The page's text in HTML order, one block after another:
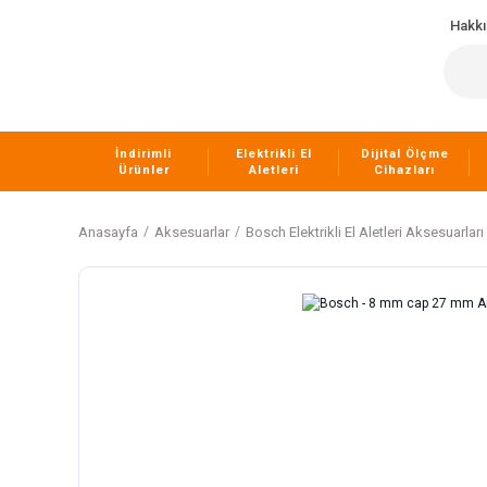
İndirimli
Ürünler
Elektrikli El
Aletleri
Dijital Ölçme
Cihazları
Anasayfa Aksesuarlar Bosch Elektrikli El Aletleri Aksesuarları